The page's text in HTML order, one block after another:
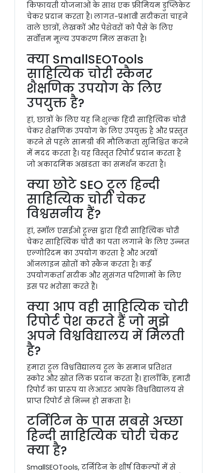
किफायती योजनाओं के साथ एक फ्रीमियम डुप्लिकेट
चेकर प्रदान करता है। लागत-प्रभावी सटीकता चाहने
वाले छात्रों, लेखकों और पेशेवरों को पैसे के लिए
सर्वोत्तम मूल्य उपकरण मिल सकता है।
क्या SmallSEOTools
साहित्यिक चोरी स्कैनर
शैक्षणिक उपयोग के लिए
उपयुक्त है?
हां, छात्रों के लिए यह निःशुल्क हिंदी साहित्यिक चोरी
चेकर शैक्षणिक उपयोग के लिए उपयुक्त है और प्रस्तुत
करने से पहले सामग्री की मौलिकता सुनिश्चित करने
में मदद करता है। यह विस्तृत रिपोर्ट प्रदान करता है
जो अकादमिक अखंडता का समर्थन करता है।
क्या छोटे SEO टूल हिन्दी
साहित्यिक चोरी चेकर
विश्वसनीय हैं?
हां, स्मॉल एसईओ टूल्स द्वारा हिंदी साहित्यिक चोरी
चेकर साहित्यिक चोरी का पता लगाने के लिए उन्नत
एल्गोरिदम का उपयोग करता है और अरबों
ऑनलाइन स्रोतों को स्कैन करता है। कई
उपयोगकर्ता सटीक और सुसंगत परिणामों के लिए
इस पर भरोसा करते हैं।
क्या आप वही साहित्यिक चोरी
रिपोर्ट पेश करते हैं जो मुझे
अपने विश्वविद्यालय में मिलती
है?
हमारा टूल विश्वविद्यालय टूल के समान प्रतिशत
स्कोर और स्रोत लिंक प्रदान करता है। हालाँकि, हमारी
रिपोर्ट का प्रारूप या लेआउट आपके विश्वविद्यालय से
प्राप्त रिपोर्ट से भिन्न हो सकता है।
टर्निटिन के पास सबसे अच्छा
हिन्दी साहित्यिक चोरी चेकर
क्या है?
SmallSEOTools, टर्निटिन के शीर्ष विकल्पों में से